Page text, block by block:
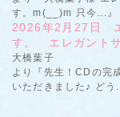
す。m(__)m 只今...
2026年2月27日
す。 エレガント
大橋葉子
より『先生！CDの完
いただきました♪ ど